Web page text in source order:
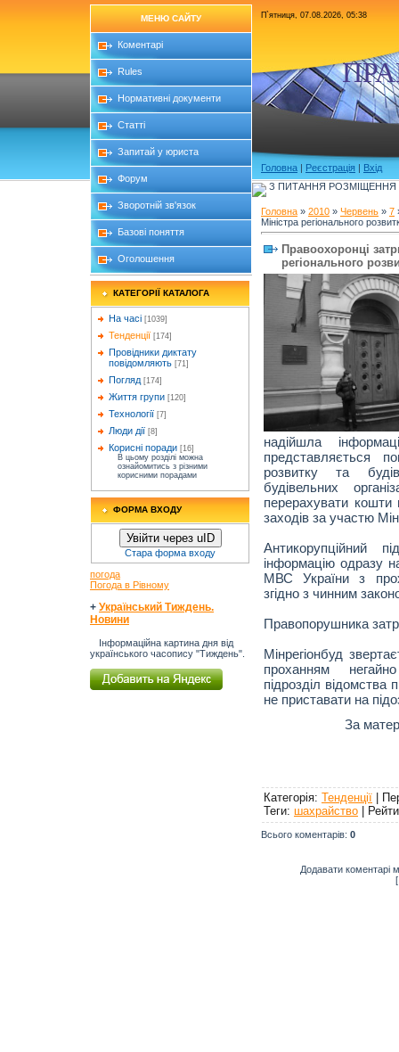
МЕНЮ САЙТУ
Коментарі
Rules
Нормативні документи
Статті
Запитай у юриста
Форум
Зворотній зв'язок
Базові поняття
Оголошення
КАТЕГОРІЇ КАТАЛОГА
На часі [1039]
Тенденції [174]
Провідники диктату
повідомляють [71]
Погляд [174]
Життя групи [120]
Технології [7]
Люди дії [8]
Корисні поради [16]
В цьому розділі можна
ознайомитись з різними
корисними порадами
ФОРМА ВХОДУ
Увійти через uID
Стара форма входу
погода
Погода в Рівному
+ Український Тиждень.
Новини
Інформаційна картина дня від
українського часопису "Тиждень".
П`ятниця, 07.08.2026, 05:38
Головна | Реєстрація | Вхід
З ПИТАННЯ РОЗМІЩЕННЯ
Головна » 2010 » Червень » 7
Міністра регіонального
Правоохоронці
регіонального
надійшла
представляється
розвитку та
будівельних
перерахувати кошти
заходів за участю
Антикорупційний
інформацію одразу
МВС України з
згідно з чинним
Правопорушника
Мінрегіонбуд
проханням
підрозділ відомства
не приставати на
За
Категорія: Тенденції |
Теги: шахрайство |
Всього коментарів: 0
Додавати коментарі